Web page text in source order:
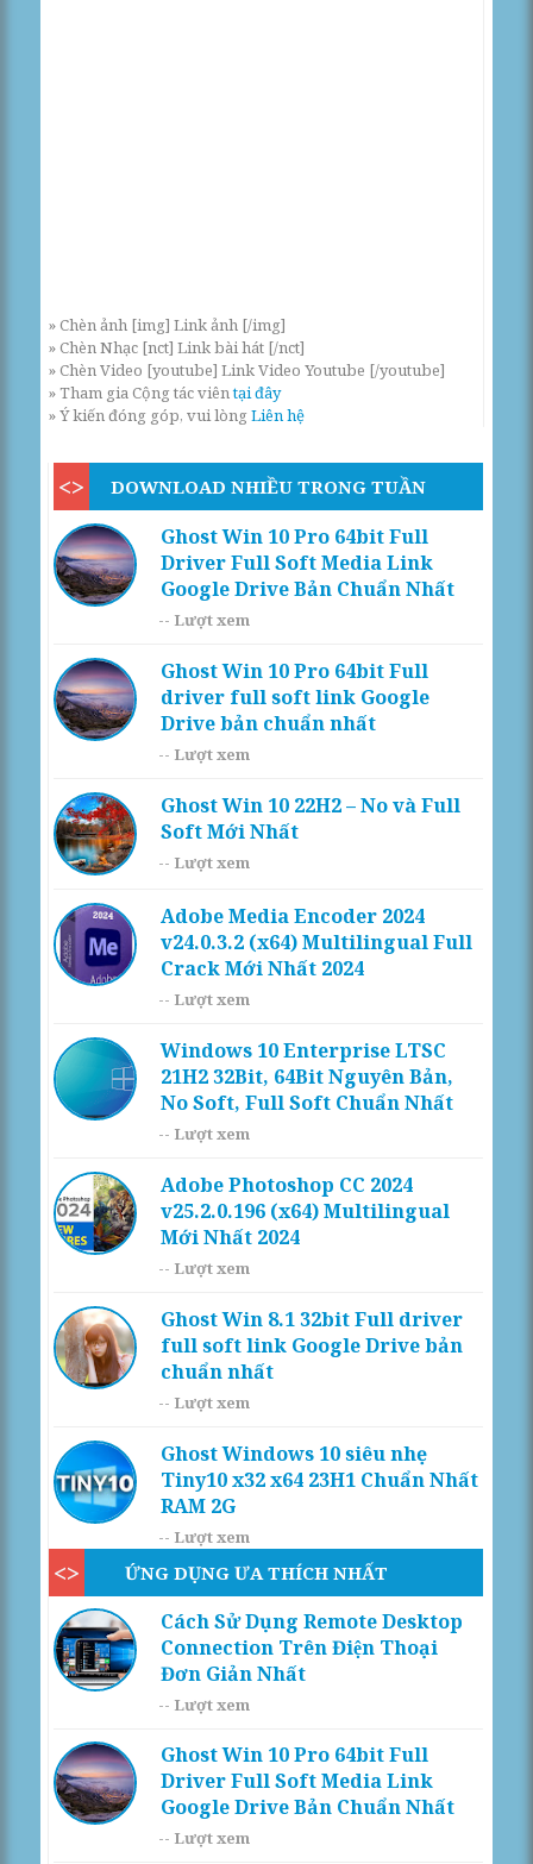
» Chèn ảnh [img] Link ảnh [/img]
» Chèn Nhạc [nct] Link bài hát [/nct]
» Chèn Video [youtube] Link Video Youtube [/youtube]
» Tham gia Cộng tác viêntại đây
» Ý kiến đóng góp, vui lòngLiên hệ
DOWNLOAD NHIỀU TRONG TUẦN
Ghost Win 10 Pro 64bit Full
Driver Full Soft Media Link
Google Drive Bản Chuẩn Nhất
-- Lượt xem
Ghost Win 10 Pro 64bit Full
driver full soft link Google
Drive bản chuẩn nhất
-- Lượt xem
Ghost Win 10 22H2 – No và Full
Soft Mới Nhất
-- Lượt xem
Adobe Media Encoder 2024
v24.0.3.2 (x64) Multilingual Full
Crack Mới Nhất 2024
-- Lượt xem
Windows 10 Enterprise LTSC
21H2 32Bit, 64Bit Nguyên Bản,
No Soft, Full Soft Chuẩn Nhất
-- Lượt xem
Adobe Photoshop CC 2024
v25.2.0.196 (x64) Multilingual
Mới Nhất 2024
-- Lượt xem
Ghost Win 8.1 32bit Full driver
full soft link Google Drive bản
chuẩn nhất
-- Lượt xem
Ghost Windows 10 siêu nhẹ
Tiny10 x32 x64 23H1 Chuẩn Nhất
RAM 2G
-- Lượt xem
ỨNG DỤNG ƯA THÍCH NHẤT
Cách Sử Dụng Remote Desktop
Connection Trên Điện Thoại
Đơn Giản Nhất
-- Lượt xem
Ghost Win 10 Pro 64bit Full
Driver Full Soft Media Link
Google Drive Bản Chuẩn Nhất
-- Lượt xem